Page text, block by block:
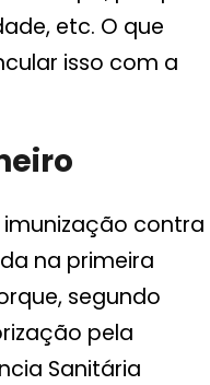
etc. O que
isso com a
contra
na primeira
segundo
pela
Sanitária